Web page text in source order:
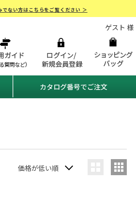
ない方はこちらをご覧ください ＞
ゲスト 様
カタログ番号でご注文
価格が低い順